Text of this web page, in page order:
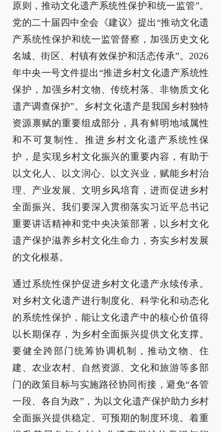
原则，推动文化遗产系统性保护和统一监管”。
党的二十届四中全会《建议》提出“推动文化遗
产系统性保护和统一监管督察，加强历史文化
名城、街区、村镇有效保护和活态传承”。2026
年中央一号文件提出“推进乡村文化遗产系统性
保护，加强乡村文物、传统村落、非物质文化
遗产调查保护”。乡村文化遗产是我国乡村独特
资源禀赋的重要组成部分，具有鲜明地域属性
和不可复制性。推进乡村文化遗产系统性保
护，是实现乡村文化振兴的重要内容，有助于
以文化人、以文润心、以文兴业，赋能乡村治
理、产业发展、文明乡风培育，进而促进乡村
全面振兴。我们要深入贯彻落实习近平总书记
重要讲话精神和党中央决策部署，以乡村文化
遗产保护滋养乡村文化生命力，夯实乡村发展
的文化根基。
通过系统性保护促进乡村文化遗产永续传承。
对乡村文化遗产进行制度化、科学化和动态化
的系统性保护，能让文化遗产中的核心价值得
以长期保存，为乡村全面振兴提供文化支撑。
要健全跨部门统筹协调机制，推动文物、住
建、农业农村、自然资源、文化和旅游等多部
门的政策目标与实施路径协同衔接，避免“各管
一段、各自为政”，为以文化遗产保护助力乡村
全面振兴提供稳定、可预期的制度环境。着重